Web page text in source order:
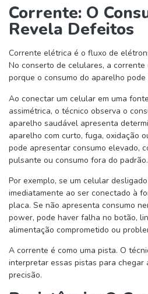
Corrente: O
Revela Defeitos
Corrente elétrica é o fluxo de
No conserto de celulares, a
porque o consumo do aparelho
Ao conectar um celular em uma
assimétrica, o técnico observa o
aparelho saudável apresenta
aparelho com curto, fuga, oxidação
pode apresentar consumo elevado,
pulsante ou consumo fora do padrão.
Por exemplo, se um celular
imediatamente ao ser conectado à
placa. Se não apresenta consumo
power, pode haver falha no botão,
alimentação comprometido ou
A corrente é como uma pista. O
interpretar essas pistas para chegar
precisão.